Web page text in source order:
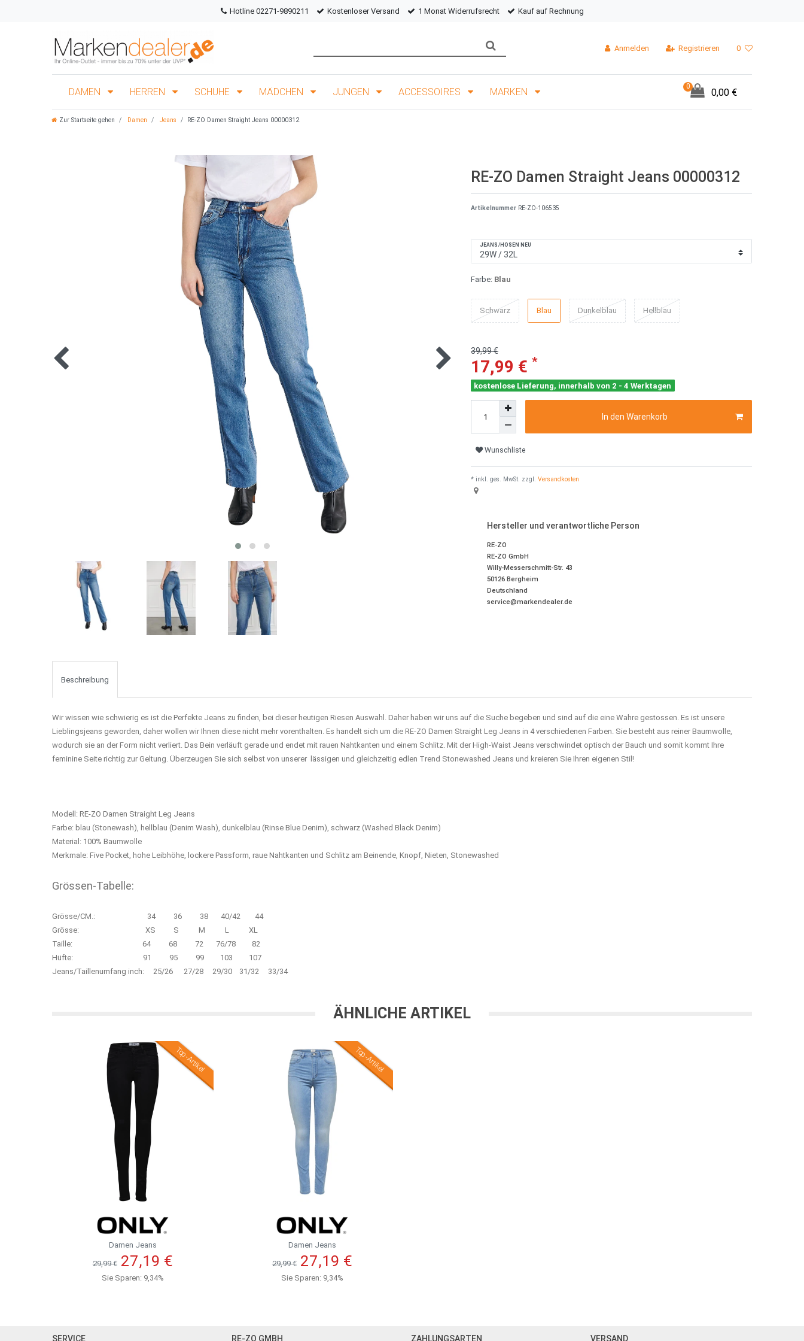
Hotline 02271-9890211 Kostenloser Versand 1 Monat Widerrufsrecht Kauf auf Rechnung
Anmelden Registrieren 0
DAMEN HERREN SCHUHE MÄDCHEN JUNGEN ACCESSOIRES MARKEN
0
0,00 €
Zur Startseite gehen Damen Jeans RE-ZO Damen Straight Jeans 00000312
RE-ZO Damen Straight Jeans 00000312
Artikelnummer RE-ZO-106535
JEANS/HOSEN NEU
Farbe: Blau
Schwarz Blau Dunkelblau Hellblau
39,99 €
17,99 € *
kostenlose Lieferung, innerhalb von 2 - 4 Werktagen
In den Warenkorb
Wunschliste
* inkl. ges. MwSt. zzgl. Versandkosten
Hersteller und verantwortliche Person
RE-ZO
RE-ZO GmbH
Willy-Messerschmitt-Str. 43
50126 Bergheim
Deutschland
service@markendealer.de
Beschreibung
Wir wissen wie schwierig es ist die Perfekte Jeans zu finden, bei dieser heutigen Riesen Auswahl. Daher haben wir uns auf die Suche begeben und sind auf die eine Wahre gestossen. Es ist unsere
Lieblingsjeans geworden, daher wollen wir Ihnen diese nicht mehr vorenthalten. Es handelt sich um die RE-ZO Damen Straight Leg Jeans in 4 verschiedenen Farben. Sie besteht aus reiner Baumwolle,
wodurch sie an der Form nicht verliert. Das Bein verläuft gerade und endet mit rauen Nahtkanten und einem Schlitz. Mit der High-Waist Jeans verschwindet optisch der Bauch und somit kommt Ihre
feminine Seite richtig zur Geltung. Überzeugen Sie sich selbst von unserer lässigen und gleichzeitig edlen Trend Stonewashed Jeans und kreieren Sie Ihren eigenen Stil!
Modell: RE-ZO Damen Straight Leg Jeans
Farbe: blau (Stonewash), hellblau (Denim Wash), dunkelblau (Rinse Blue Denim), schwarz (Washed Black Denim)
Material: 100% Baumwolle
Merkmale: Five Pocket, hohe Leibhöhe, lockere Passform, raue Nahtkanten und Schlitz am Beinende, Knopf, Nieten, Stonewashed
Grössen-Tabelle:
Grösse/CM.: 34 36 38 40/42 44
Grösse: XS S M L XL
Taille: 64 68 72 76/78 82
Hüfte: 91 95 99 103 107
Jeans/Taillenumfang inch: 25/26 27/28 29/30 31/32 33/34
ÄHNLICHE ARTIKEL
Top-Artikel
Damen Jeans
29,99 € 27,19 €
Sie Sparen: 9,34%
Top-Artikel
Damen Jeans
29,99 € 27,19 €
Sie Sparen: 9,34%
SERVICE RE-ZO GMBH ZAHLUNGSARTEN VERSAND